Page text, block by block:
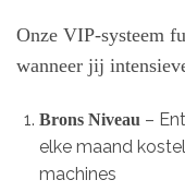
Onze VIP-systeem
wanneer jij
Brons Niveau–
elke maand
machines